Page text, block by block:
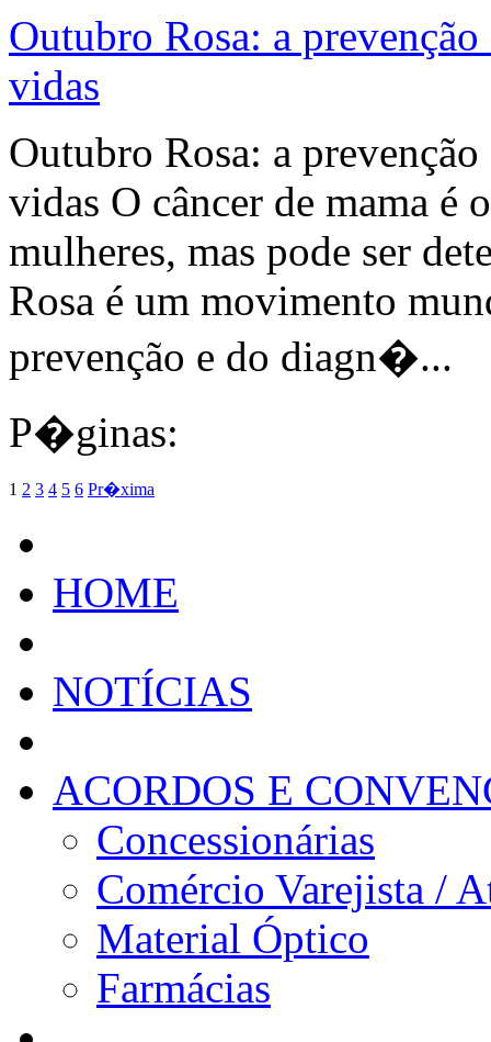
Outubro Rosa: a
vidas
Outubro Rosa: a
vidas O câncer de mama é
mulheres, mas pode ser
Rosa é um movimento
prevenção e do diagn�...
P�ginas:
1 2 3 4 5 6 Pr�xima
HOME
NOTÍCIAS
ACORDOS E
Concessionárias
Comércio Varejista /
Material Óptico
Farmácias